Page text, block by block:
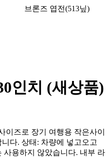
브론즈 엽전(513닢)
인치 (새상품)
이즈로 장기 여행용 작은사이
다. 상태: 차량에 넣고오고
사용하지 않았습니다. 내부 라